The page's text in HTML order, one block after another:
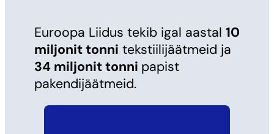
Euroopa Liidus tekib igal aastal 10
miljonit tonni tekstiilijäätmeid ja
34 miljonit tonni papist
pakendijäätmeid.